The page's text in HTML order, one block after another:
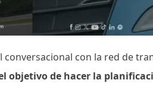
con la red de
objetivo de hacer la